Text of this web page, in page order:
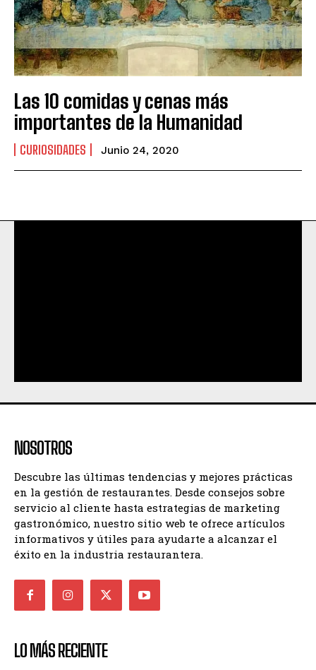
Las 10 comidas y cenas más
importantes de la Humanidad
CURIOSIDADES Junio 24, 2020
NOSOTROS
Descubre las últimas tendencias y mejores prácticas
en la gestión de restaurantes. Desde consejos sobre
servicio al cliente hasta estrategias de marketing
gastronómico, nuestro sitio web te ofrece artículos
informativos y útiles para ayudarte a alcanzar el
éxito en la industria restaurantera.
LO MÁS RECIENTE